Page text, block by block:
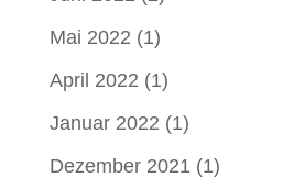
Mai 2022 (1)
April 2022 (1)
Januar 2022 (1)
Dezember 2021 (1)